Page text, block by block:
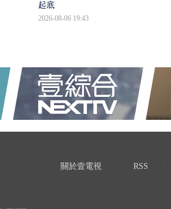
起底
2026-08-06 19:43
關於壹電視 RSS